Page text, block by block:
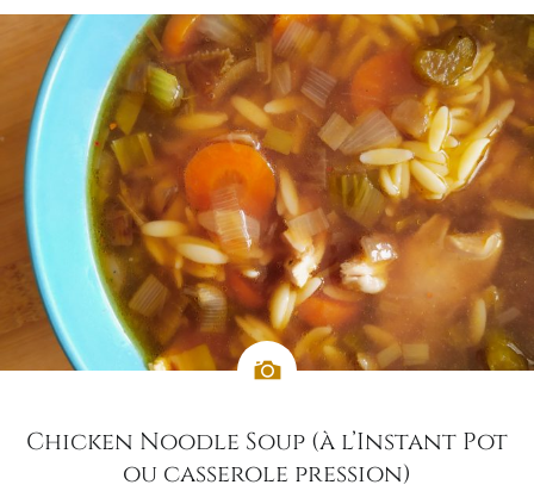
Chicken Noodle Soup (à l’Instant Pot
ou casserole pression)